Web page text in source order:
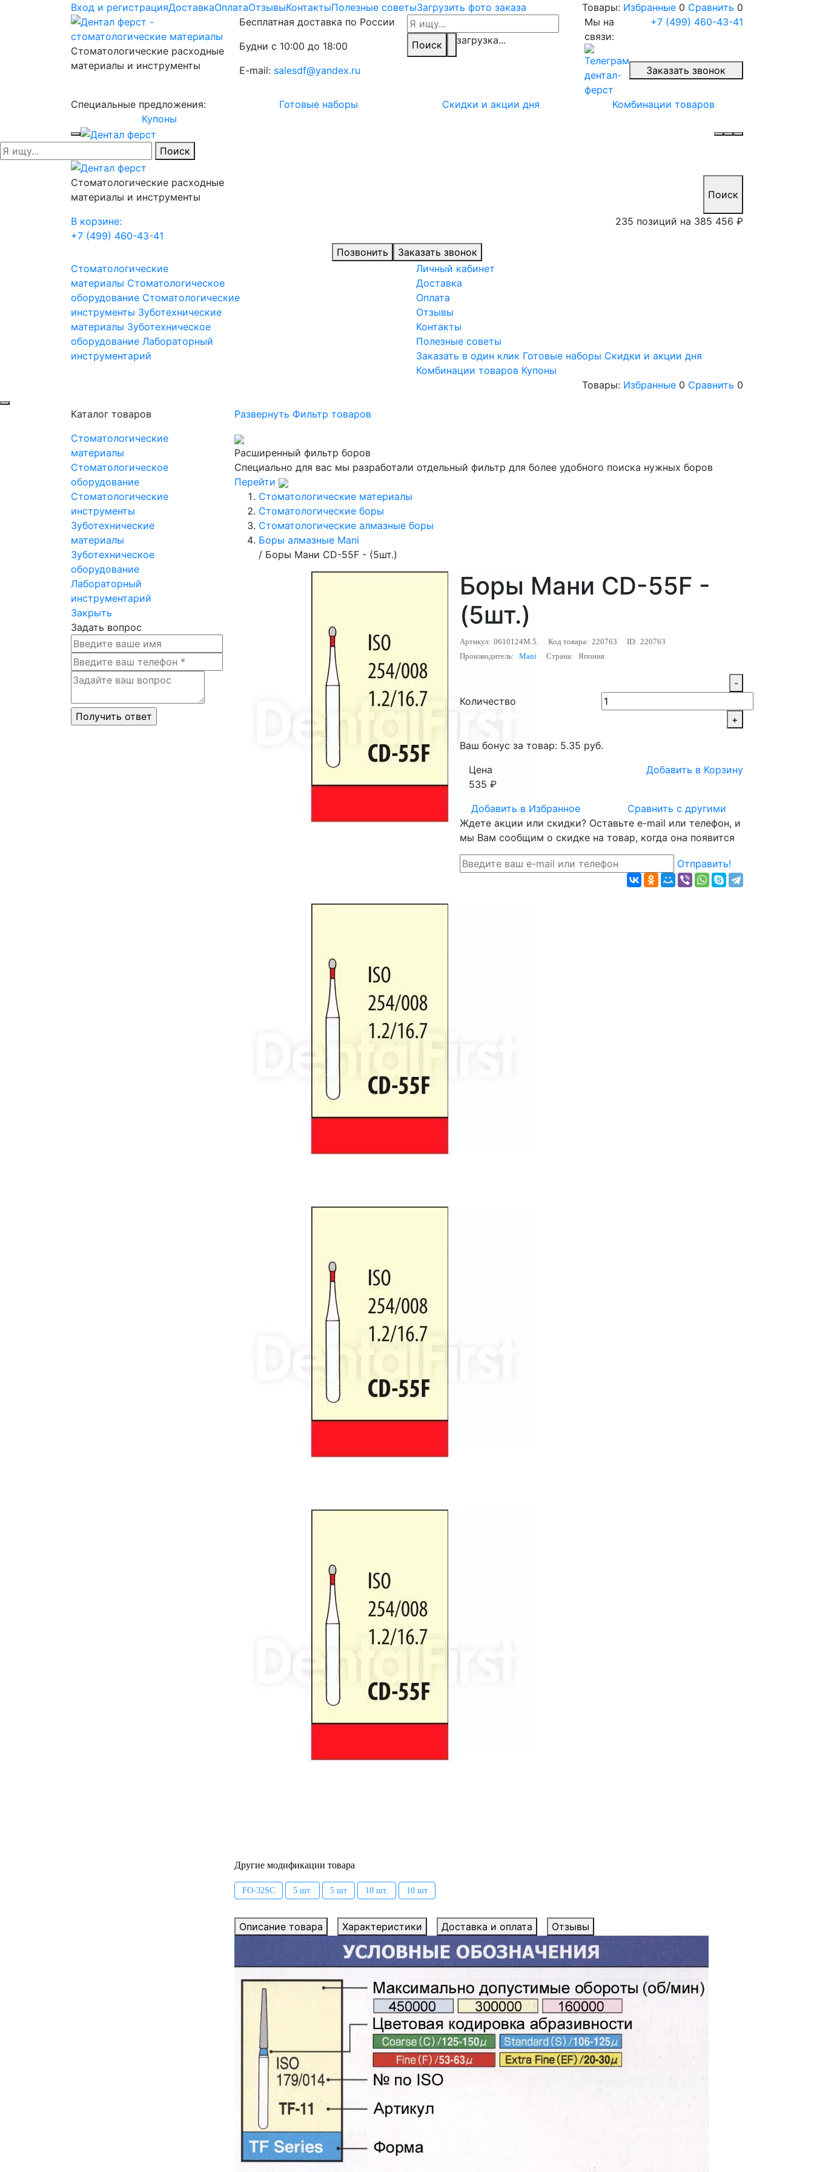
Вход и регистрацияДоставкаОплатаОтзывыКонтактыПолезные советыЗагрузить фото заказа Товары: Избранные 0 Сравнить 0
Стоматологические расходные
материалы и инструменты
Бесплатная доставка по России
Будни с 10:00 до 18:00
E-mail: salesdf@yandex.ru
Поиск загрузка...
Мы на
связи:
+7 (499) 460-43-41
Заказать звонок
Специальные предложения: Готовые наборы Скидки и акции дня
Комбинации товаров
Купоны
Поиск
Стоматологические расходные
материалы и инструменты
Поиск
В корзине: 235 позиций на 385 456 ₽
+7 (499) 460-43-41
Позвонить
Заказать звонок
Стоматологические
материалы Стоматологическое
оборудование Стоматологические
инструменты Зуботехнические
материалы Зуботехническое
оборудование Лабораторный
инструментарий
Личный кабинет
Доставка
Оплата
Отзывы
Контакты
Полезные советы
Заказать в один клик Готовые наборы Скидки и акции дня
Комбинации товаров Купоны
Товары: Избранные 0 Сравнить 0
Каталог товаров
Стоматологические
материалы
Стоматологическое
оборудование
Стоматологические
инструменты
Зуботехнические
материалы
Зуботехническое
оборудование
Лабораторный
инструментарий
Закрыть
Задать вопрос
Развернуть Фильтр товаров
Расширенный фильтр боров
Специально для вас мы разработали отдельный фильтр для более удобного поиска нужных боров
Перейти
Стоматологические материалы
Стоматологические боры
Стоматологические алмазные боры
Боры алмазные Mani
/ Боры Мани CD-55F - (5шт.)
Боры Мани CD-55F -
(5шт.)
Артикул: 0610124M.5. Код товара: 220763 ID: 220763
Производитель: Mani Страна: Япония
Количество
-
+
Ваш бонус за товар: 5.35 руб.
Цена
535 ₽
Добавить в Корзину
Добавить в Избранное
Сравнить с другими
Ждете акции или скидки? Оставьте e-mail или телефон, и
мы Вам сообщим о скидке на товар, когда она появится
Отправить!
Другие модификации товара
FO-32SC 5 шт. 5 шт 10 шт. 10 шт
Описание товара Характеристики Доставка и оплата Отзывы